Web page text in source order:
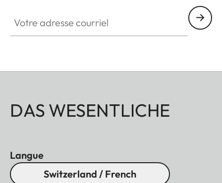
DAS WESENTLICHE
Langue
Switzerland / French